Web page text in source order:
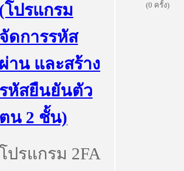
(โปรแกรม
จัดการรหัส
ผ่าน และสร้าง
รหัสยืนยันตัว
ตน 2 ชั้น)
ปรแกรม 2FA
(0 ครั้ง)